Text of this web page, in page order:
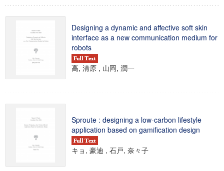
Designing a dynamic and affective soft skin
interface as a new communication medium for
robots
高, 清原 , 山岡, 潤一
Sproute : designing a low-carbon lifestyle
application based on gamification design
キョ, 豪迪 , 石戸, 奈々子